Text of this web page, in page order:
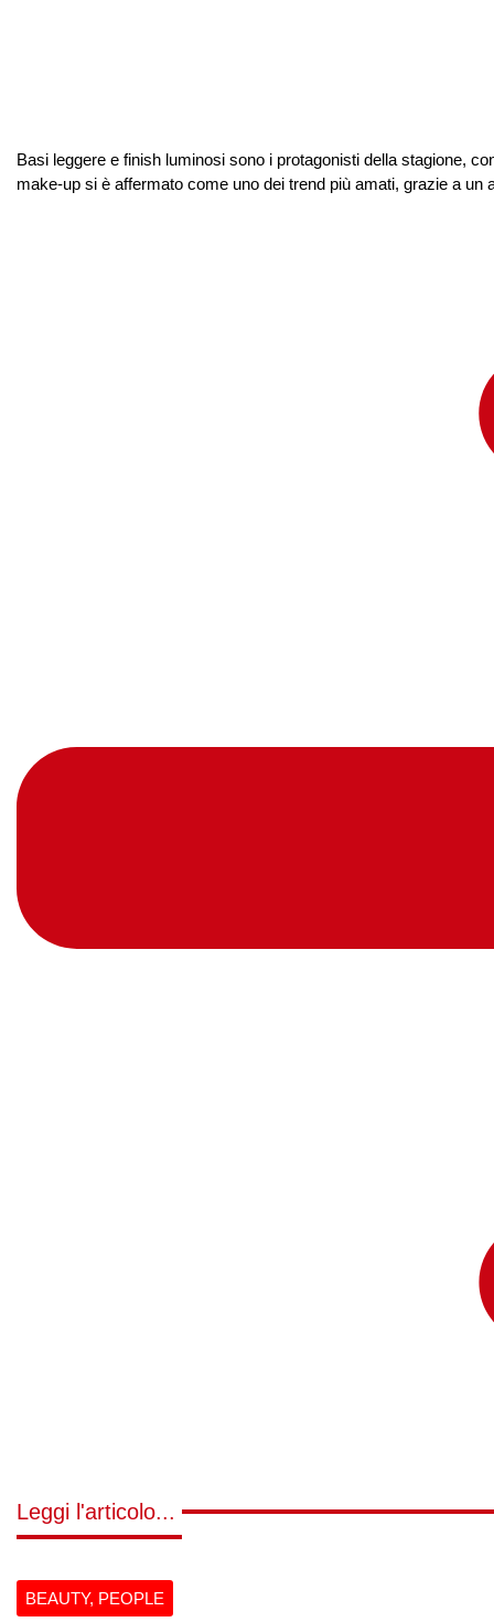
Basi leggere e finish luminosi sono i protagonisti della stagione,
make-up si è affermato come uno dei trend più amati, grazie a
Leggi l'articolo...
BEAUTY, PEOPLE